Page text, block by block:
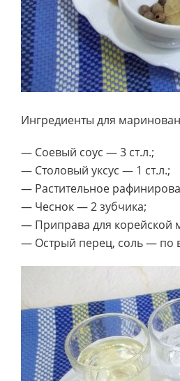
Ингредиенты для
— Соевый соус — 3 ст.л.;
— Столовый уксус — 1 ст.л.;
— Растительное
— Чеснок — 2 зубчика;
— Приправа для корейской
— Острый перец, соль — по